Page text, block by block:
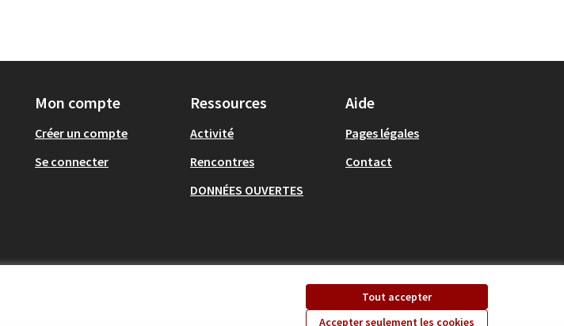
Tout accepter
Accepter seulement les cookies
Mon compte
Créer un compte
Se connecter
Ressources
Activité
Rencontres
DONNÉES OUVERTES
Aide
Pages légales
Contact